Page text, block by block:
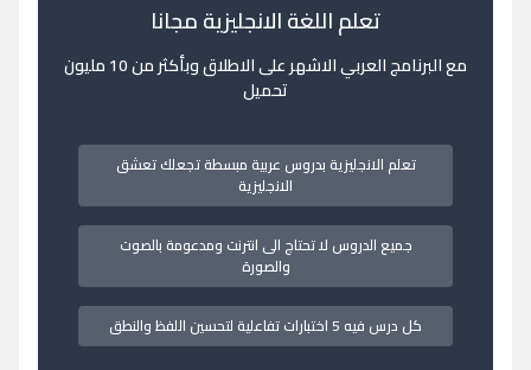
تعلم اللغة الانجليزية مجانا
مع البرنامج العربي الاشهر على الاطلاق وبأكثر من 10 مليون
تحميل
تعلم الانجليزية بدروس عربية مبسطة تجعلك تعشق
الانجليزية
جميع الدروس لا تحتاج الى انترنت ومدعومة بالصوت
والصورة
كل درس فيه 5 اختبارات تفاعلية لتحسين اللفظ والنطق